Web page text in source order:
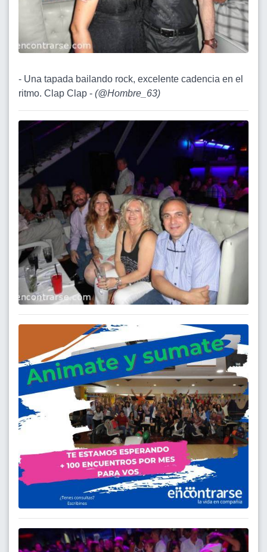
- Una tapada bailando rock, excelente cadencia en el
ritmo. Clap Clap - (@Hombre_63)